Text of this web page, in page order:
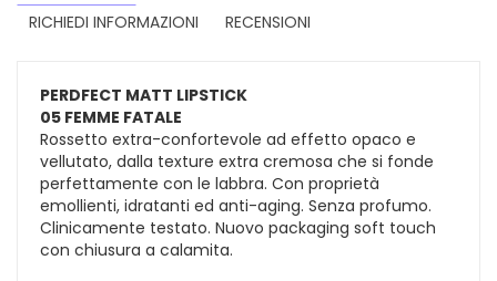
RICHIEDI INFORMAZIONI
RECENSIONI
PERDFECT MATT LIPSTICK
05 FEMME FATALE
Rossetto extra-confortevole ad effetto opaco e
vellutato, dalla texture extra cremosa che si fonde
perfettamente con le labbra. Con proprietà
emollienti, idratanti ed anti-aging. Senza profumo.
Clinicamente testato. Nuovo packaging soft touch
con chiusura a calamita.